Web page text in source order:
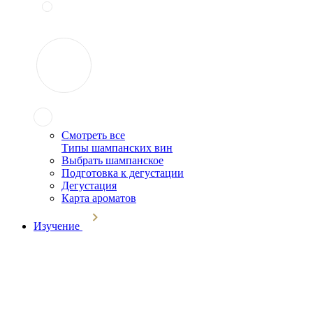
Смотреть все
Типы шампанских вин
Выбрать шампанское
Подготовка к дегустации
Дегустация
Карта ароматов
Изучение